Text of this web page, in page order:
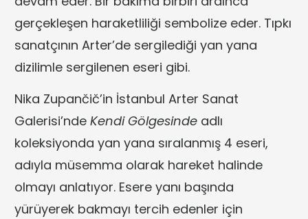
gerçekleşen haraketliliği sembolize eder. Tıpkı
sanatçının Arter’de sergilediği yan yana
dizilimle sergilenen eseri gibi.
Nika Zupančič’in İstanbul Arter Sanat
Galerisi’nde Kendi Gölgesinde adlı
koleksiyonda yan yana sıralanmış 4 eseri,
adıyla müsemma olarak hareket halinde
olmayı anlatıyor. Esere yanı başında
yürüyerek bakmayı tercih edenler için